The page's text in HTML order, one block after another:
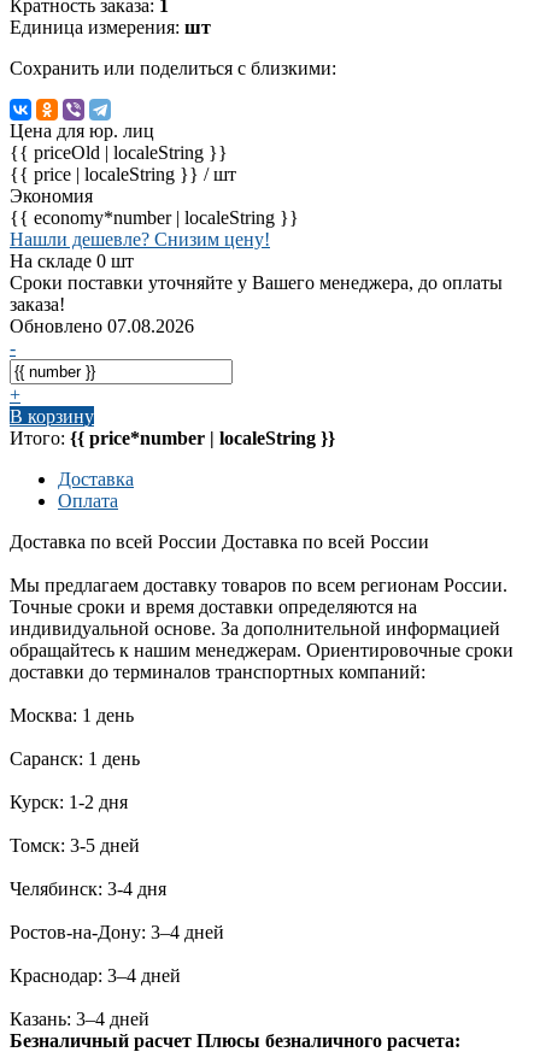
Кратность заказа: 1
Единица измерения: шт
Сохранить или поделиться с близкими:
Цена для юр. лиц
{{ priceOld | localeString }}
{{ price | localeString }} / шт
Экономия
{{ economy*number | localeString }}
Нашли дешевле? Снизим цену!
На складе 0 шт
Сроки поставки уточняйте у Вашего менеджера, до оплаты
заказа!
Обновлено 07.08.2026
-
+
В корзину
Итого: {{ price*number | localeString }}
Доставка
Оплата
Доставка по всей России Доставка по всей России
Мы предлагаем доставку товаров по всем регионам России.
Точные сроки и время доставки определяются на
индивидуальной основе. За дополнительной информацией
обращайтесь к нашим менеджерам. Ориентировочные сроки
доставки до терминалов транспортных компаний:
Москва: 1 день
Саранск: 1 день
Курск: 1-2 дня
Томск: 3-5 дней
Челябинск: 3-4 дня
Ростов-на-Дону: 3–4 дней
Краснодар: 3–4 дней
Казань: 3–4 дней
Безналичный расчет Плюсы безналичного расчета: